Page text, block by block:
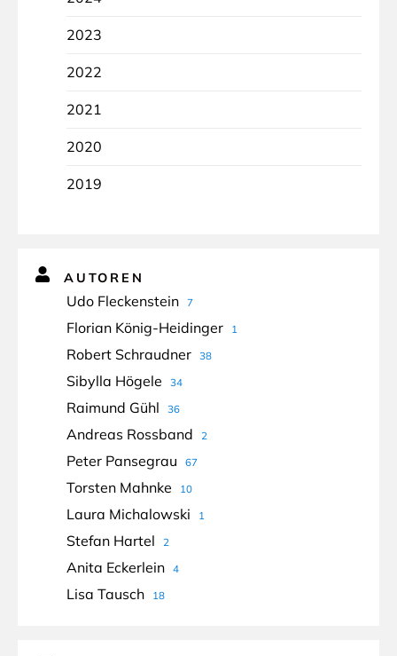
2023
2022
2021
2020
2019
AUTOREN
Udo Fleckenstein 7
Florian König-Heidinger 1
Robert Schraudner 38
Sibylla Högele 34
Raimund Gühl 36
Andreas Rossband 2
Peter Pansegrau 67
Torsten Mahnke 10
Laura Michalowski 1
Stefan Hartel 2
Anita Eckerlein 4
Lisa Tausch 18